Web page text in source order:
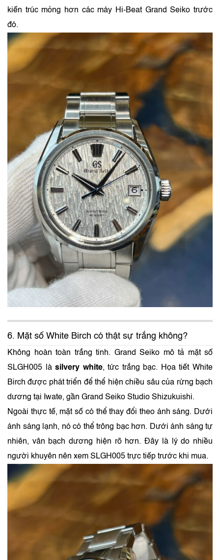
kiến trúc mỏng hơn các máy Hi-Beat Grand Seiko trước
đó.
6. Mặt số White Birch có thật sự trắng không?
Không hoàn toàn trắng tinh. Grand Seiko mô tả mặt số
SLGH005 làsilvery white, tức trắng bạc. Họa tiết White
Birch được phát triển để thể hiện chiều sâu của rừng bạch
dương tại Iwate, gần Grand Seiko Studio Shizukuishi.
Ngoài thực tế, mặt số có thể thay đổi theo ánh sáng. Dưới
ánh sáng lạnh, nó có thể trông bạc hơn. Dưới ánh sáng tự
nhiên, vân bạch dương hiện rõ hơn. Đây là lý do nhiều
người khuyên nên xem SLGH005 trực tiếp trước khi mua.